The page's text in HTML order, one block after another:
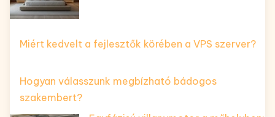
Miért kedvelt a fejlesztők körében a VPS szerver?
Hogyan válasszunk megbízható bádogos
szakembert?